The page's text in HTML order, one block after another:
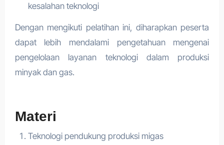
kesalahan teknologi
Dengan mengikuti pelatihan ini, diharapkan peserta
dapat lebih mendalami pengetahuan mengenai
pengelolaan layanan teknologi dalam produksi
minyak dan gas.
Materi
Teknologi pendukung produksi migas